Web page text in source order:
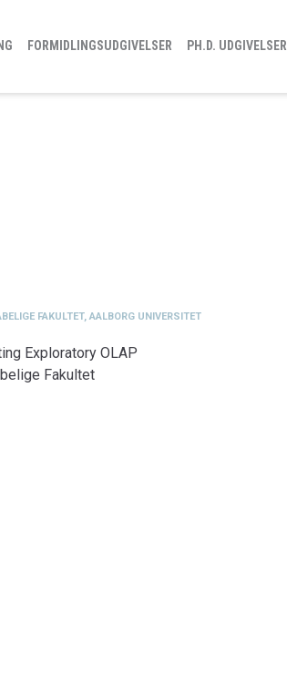
FORMIDLINGSUDGIVELSER PH.D. UDGIVELSER
FAKULTET, AALBORG UNIVERSITET
Exploratory OLAP
Fakultet